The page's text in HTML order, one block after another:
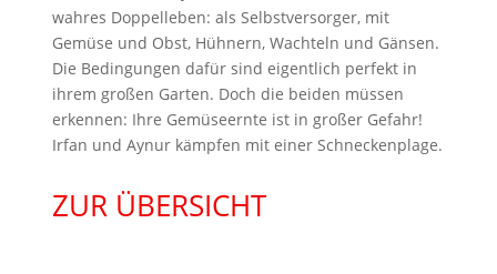
wahres Doppelleben: als Selbstversorger, mit
Gemüse und Obst, Hühnern, Wachteln und Gänsen.
Die Bedingungen dafür sind eigentlich perfekt in
ihrem großen Garten. Doch die beiden müssen
erkennen: Ihre Gemüseernte ist in großer Gefahr!
Irfan und Aynur kämpfen mit einer Schneckenplage.
ZUR ÜBERSICHT